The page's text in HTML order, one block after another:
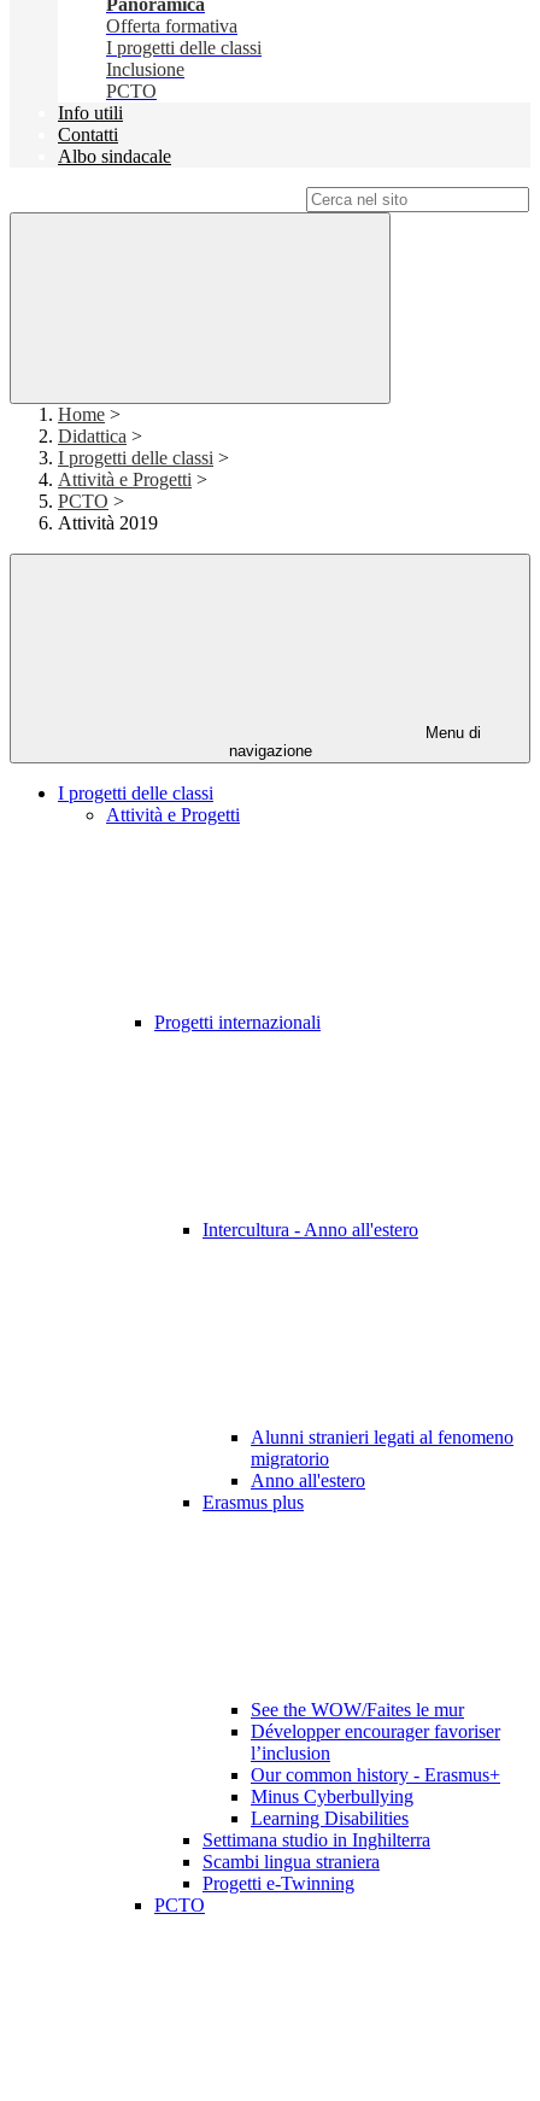
Panoramica
Offerta formativa
I progetti delle classi
Inclusione
PCTO
Info utili
Contatti
Albo sindacale
Home >
Didattica >
I progetti delle classi >
Attività e Progetti >
PCTO >
Attività 2019
Menu di
navigazione
I progetti delle classi
Attività e Progetti
Progetti internazionali
Intercultura - Anno all'estero
Alunni stranieri legati al fenomeno
migratorio
Anno all'estero
Erasmus plus
See the WOW/Faites le mur
Développer encourager favoriser
l’inclusion
Our common history - Erasmus+
Minus Cyberbullying
Learning Disabilities
Settimana studio in Inghilterra
Scambi lingua straniera
Progetti e-Twinning
PCTO